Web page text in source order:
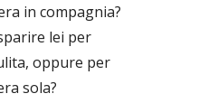
in compagnia?
lei per
oppure per
sola?